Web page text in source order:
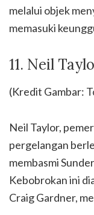
melalui objek
memasuki
11. Neil
(Kredit Gambar:
Neil Taylor,
pergelangan
membasmi
Kebobrokan ini
Craig Gardner,